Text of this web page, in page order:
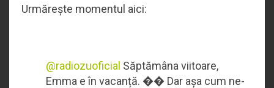
Urmărește momentul aici:
@radiozuoficial Săptămâna viitoare,
Emma e în vacanță. �� Dar așa cum ne-